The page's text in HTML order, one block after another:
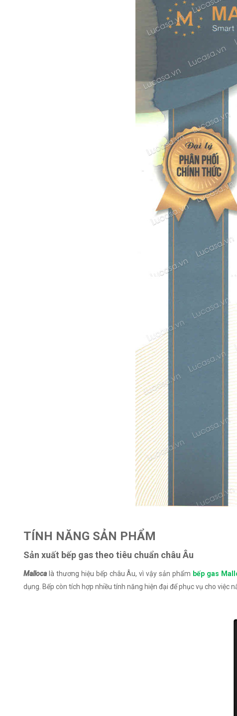
TÍNH NĂNG SẢN PHẨM
Sản xuất bếp gas theo tiêu chuẩn châu Âu
Malloca là thương hiệu bếp châu Âu, vì vậy sản phẩm bếp gas
dụng. Bếp còn tích hợp nhiều tính năng hiện đại để phục vụ cho việc